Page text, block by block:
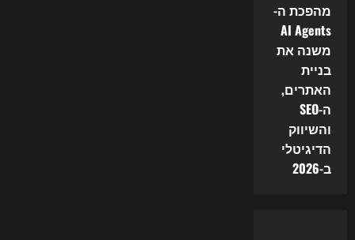
מהפכת ה-
AI Agents
משנה את
בניית
האתרים,
ה-SEO
והשיווק
הדיגיטלי
ב-2026